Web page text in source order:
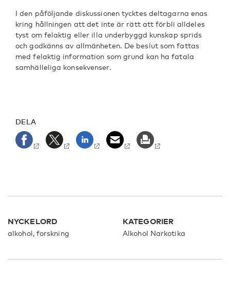
I den påföljande diskussionen tycktes deltagarna enas
kring hållningen att det inte är rätt att förbli alldeles
tyst om felaktig eller illa underbyggd kunskap sprids
och godkänns av allmänheten. De beslut som fattas
med felaktig information som grund kan ha fatala
samhälleliga konsekvenser.
DELA
NYCKELORD
alkohol, forskning
KATEGORIER
Alkohol Narkotika